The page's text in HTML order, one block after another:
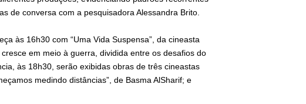
de conversa com a pesquisadora Alessandra Brito.
às 16h30 com “Uma Vida Suspensa”, da cineasta
em meio à guerra, dividida entre os desafios do
às 18h30, serão exibidas obras de três cineastas
medindo distâncias”, de Basma AlSharif; e